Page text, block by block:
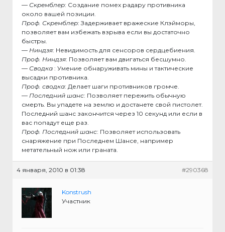
— Скремблер: Создание помех радару противника
около вашей позиции.
Проф. Скремблер: Задерживает вражеские Клэйморы,
позволяет вам избежать взрыва если вы достаточно
быстры.
— Ниндзя: Невидимость для сенсоров сердцебиения.
Проф. Ниндзя: Позволяет вам двигаться бесшумно.
— Сводка : Умение обнаруживать мины и тактические
высадки противника.
Проф. сводка: Делает шаги противников громче.
— Последний шанс: Позволяет пережить обычную
смерть. Вы упадете на землю и достанете свой пистолет.
Последний шанс закончится через 10 секунд или если в
вас попадут еще раз.
Проф. Последний шанс: Позволяет использовать
снаряжение при Последнем Шансе, например
метательный нож или граната.
4 января, 2010 в 01:38 #290368
Konstrush
Участник